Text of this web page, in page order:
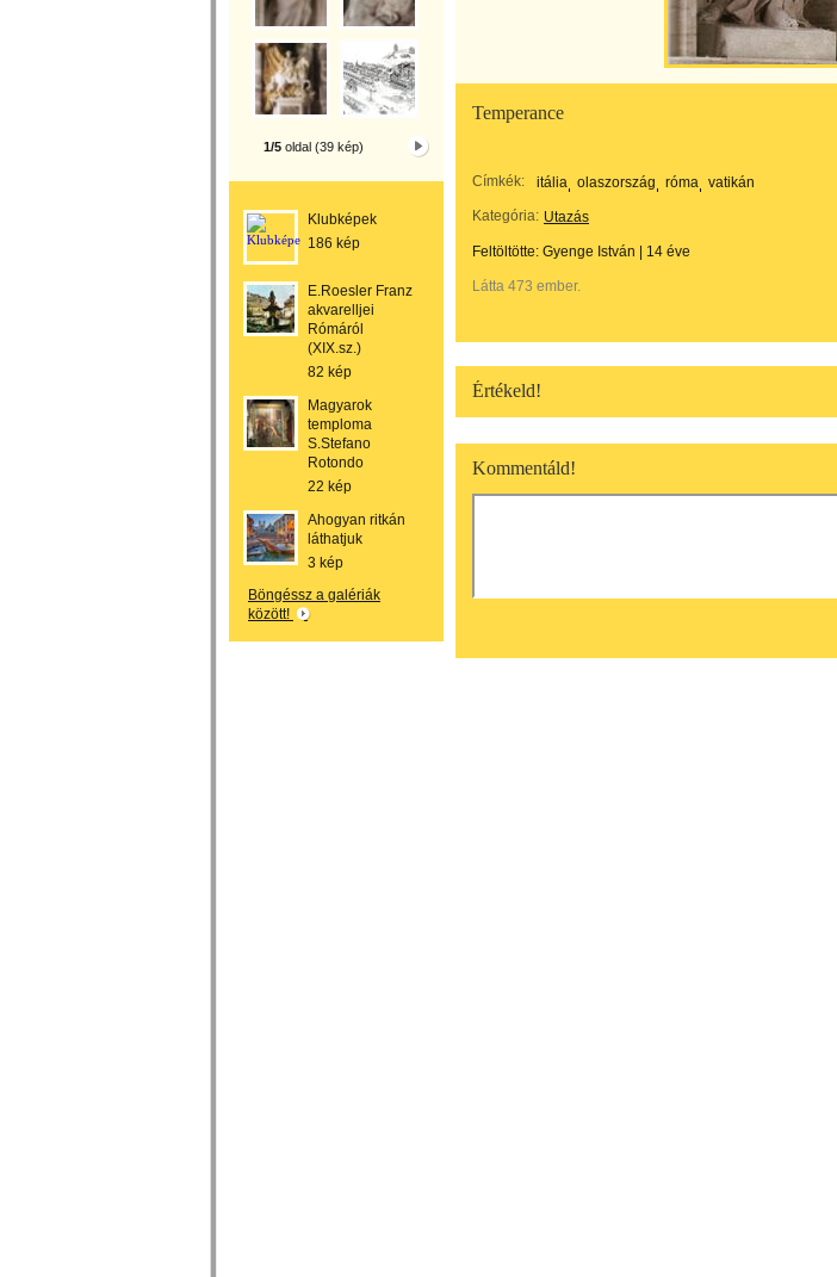
1/5 oldal (39 kép)
Klubképek
186 kép
E.Roesler Franz
akvarelljei
Rómáról
(XIX.sz.)
82 kép
Magyarok
temploma
S.Stefano
Rotondo
22 kép
Ahogyan ritkán
láthatjuk
3 kép
Böngéssz a galériák
között!
Temperance
Címkék: itália olaszország róma vatikán
Kategória: Utazás
Feltöltötte: Gyenge István 14 éve
Látta 473 ember.
Értékeld!
Kommentáld!